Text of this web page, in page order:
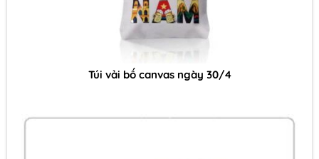
Túi vải bố canvas ngày 30/4